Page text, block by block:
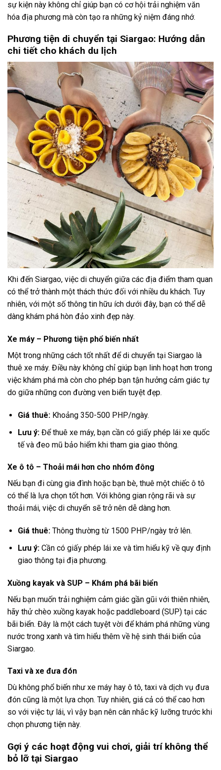
sự kiện này không chỉ giúp bạn có cơ hội trải nghiệm văn
hóa địa phương mà còn tạo ra những kỷ niệm đáng nhớ.
Phương tiện di chuyển tại Siargao: Hướng dẫn
chi tiết cho khách du lịch
Khi đến Siargao, việc di chuyển giữa các địa điểm tham quan
có thể trở thành một thách thức đối với nhiều du khách. Tuy
nhiên, với một số thông tin hữu ích dưới đây, bạn có thể dễ
dàng khám phá hòn đảo xinh đẹp này.
Xe máy – Phương tiện phổ biến nhất
Một trong những cách tốt nhất để di chuyển tại Siargao là
thuê xe máy. Điều này không chỉ giúp bạn linh hoạt hơn trong
việc khám phá mà còn cho phép bạn tận hưởng cảm giác tự
do giữa những con đường ven biển tuyệt đẹp.
Giá thuê:Khoảng 350-500 PHP/ngày.
Lưu ý:Để thuê xe máy, bạn cần có giấy phép lái xe quốc
tế và đeo mũ bảo hiểm khi tham gia giao thông.
Xe ô tô – Thoải mái hơn cho nhóm đông
Nếu bạn đi cùng gia đình hoặc bạn bè, thuê một chiếc ô tô
có thể là lựa chọn tốt hơn. Với không gian rộng rãi và sự
thoải mái, việc di chuyển sẽ trở nên dễ dàng hơn.
Giá thuê:Thông thường từ 1500 PHP/ngày trở lên.
Lưu ý:Cần có giấy phép lái xe và tìm hiểu kỹ về quy định
giao thông tại địa phương.
Xuồng kayak và SUP – Khám phá bãi biển
Nếu bạn muốn trải nghiệm cảm giác gần gũi với thiên nhiên,
hãy thử chèo xuồng kayak hoặc paddleboard (SUP) tại các
bãi biển. Đây là một cách tuyệt vời để khám phá những vùng
nước trong xanh và tìm hiểu thêm về hệ sinh thái biển của
Siargao.
Taxi và xe đưa đón
Dù không phổ biến như xe máy hay ô tô, taxi và dịch vụ đưa
đón cũng là một lựa chọn. Tuy nhiên, giá cả có thể cao hơn
so với việc tự lái, vì vậy bạn nên cân nhắc kỹ lưỡng trước khi
chọn phương tiện này.
Gợi ý các hoạt động vui chơi, giải trí không thể
bỏ lỡ tại Siargao